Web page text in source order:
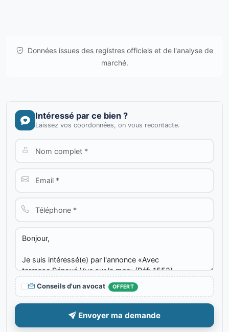
Données issues des registres officiels et de l'analyse de
marché.
Intéressé par ce bien ?
Laissez vos coordonnées, on vous recontacte.
Conseils d'un avocat OFFERT
Envoyer ma demande